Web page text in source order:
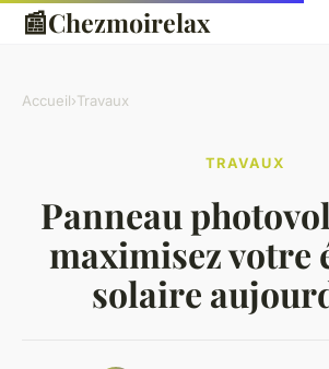
📰Chezmoirelax
Accueil›Travaux
TRAVAUX
Panneau
maximisez votre
solaire